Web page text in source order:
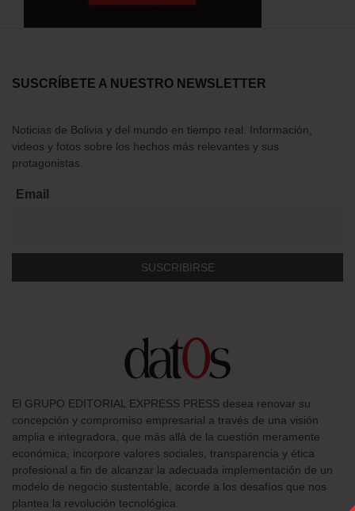
SUSCRÍBETE A NUESTRO NEWSLETTER
Noticias de Bolivia y del mundo en tiempo real. Información,
videos y fotos sobre los hechos más relevantes y sus
protagonistas.
Email
El GRUPO EDITORIAL EXPRESS PRESS desea renovar su
concepción y compromiso empresarial a través de una visión
amplia e integradora, que más allá de la cuestión meramente
económica, incorpore valores sociales, transparencia y ética
profesional a fin de alcanzar la adecuada implementación de un
modelo de negocio sustentable, acorde a los desafíos que nos
plantea la revolución tecnológica.